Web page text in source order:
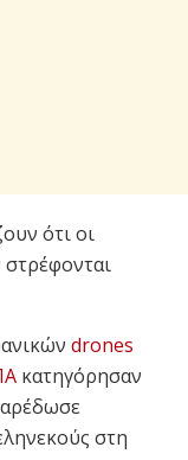
ότι οι
drones
κατηγόρησαν
στη